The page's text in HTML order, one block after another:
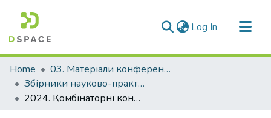
Log In (current)
Communities & Collections
All of DSpace
Statistics
Home
03. Матеріали конференцій та семінарів
Збірники науково-практичних семінарів
2024. Комбінаторні конфігурації та їхні застосування: Матеріали XXVI Міжнародного науково-практичного семінару, присвяченого пам’яті професора Донця Г.П., (Кропивницький– Запоріжжя–Київ, 13-15 червня 2024 року)